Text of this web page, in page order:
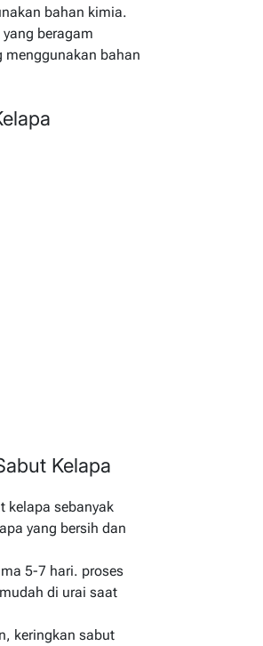
bahan kimia.
yang beragam
menggunakan bahan
Kelapa
kelapa sebanyak
yang bersih dan
5-7 hari. proses
di urai saat
keringkan sabut